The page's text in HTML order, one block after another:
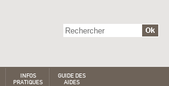
INFOS
PRATIQUES
GUIDE DES
AIDES